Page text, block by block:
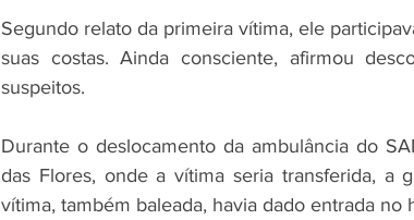
Segundo relato da primeira vítima, ele
suas costas. Ainda consciente, afirmou
suspeitos.
Durante o deslocamento da ambulância do
das Flores, onde a vítima seria transferida, a
vítima, também baleada, havia dado entrada no